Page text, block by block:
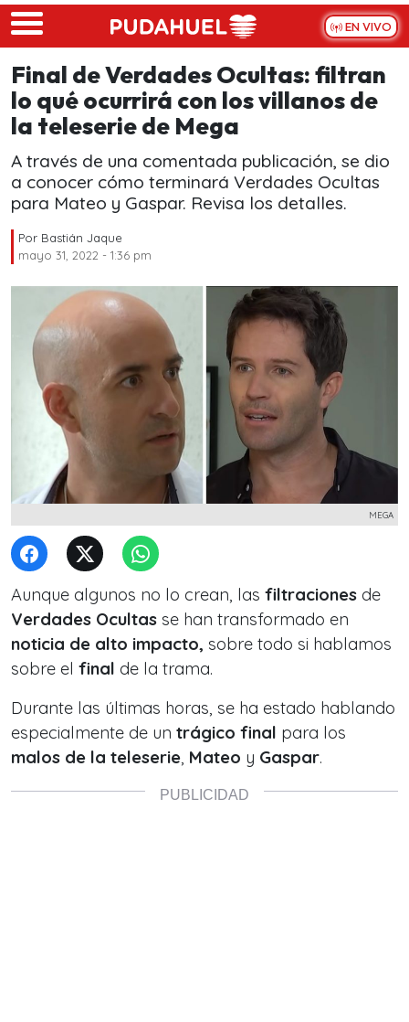
Skip to main content
EN VIVO
Final de Verdades Ocultas: filtran
lo qué ocurrirá con los villanos de
la teleserie de Mega
A través de una comentada publicación, se dio
a conocer cómo terminará Verdades Ocultas
para Mateo y Gaspar. Revisa los detalles.
Por Bastián Jaque
mayo 31, 2022 - 1:36 pm
MEGA
Aunque algunos no lo crean, las filtraciones de
Verdades Ocultas se han transformado en
noticia de alto impacto, sobre todo si hablamos
sobre el final de la trama.
Durante las últimas horas, se ha estado hablando
especialmente de un trágico final para los
malos de la teleserie, Mateo y Gaspar.